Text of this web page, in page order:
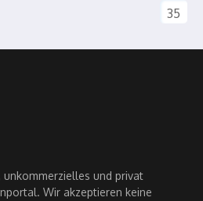
35
unkommerzielles und privat
Wir akzeptieren keine